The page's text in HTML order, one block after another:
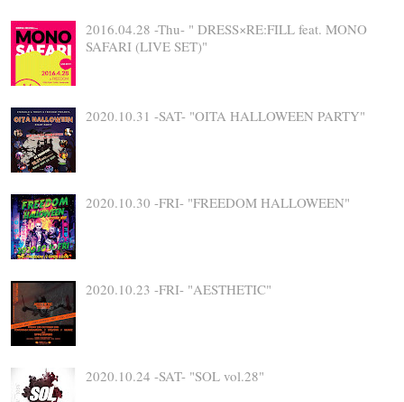
2016.04.28 -Thu- " DRESS×RE:FILL feat. MONO
SAFARI (LIVE SET)"
2020.10.31 -SAT- "OITA HALLOWEEN PARTY"
2020.10.30 -FRI- "FREEDOM HALLOWEEN"
2020.10.23 -FRI- "AESTHETIC"
2020.10.24 -SAT- "SOL vol.28"